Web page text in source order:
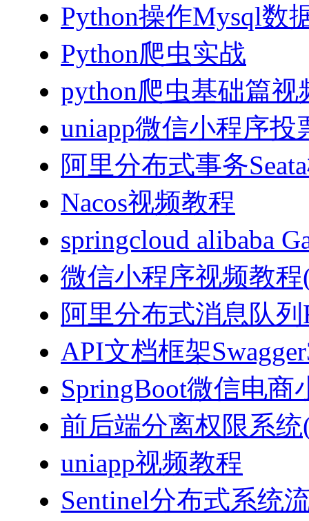
Python操作Mysql数
Python爬虫实战
python爬虫基础篇视
uniapp微信小程序投
阿里分布式事务
Nacos视频教程
springcloud alibaba
微信小程序视频教程
阿里分布式消息队
API文档框架
SpringBoot微信电商
前后端分离权限系统
uniapp视频教程
Sentinel分布式系统